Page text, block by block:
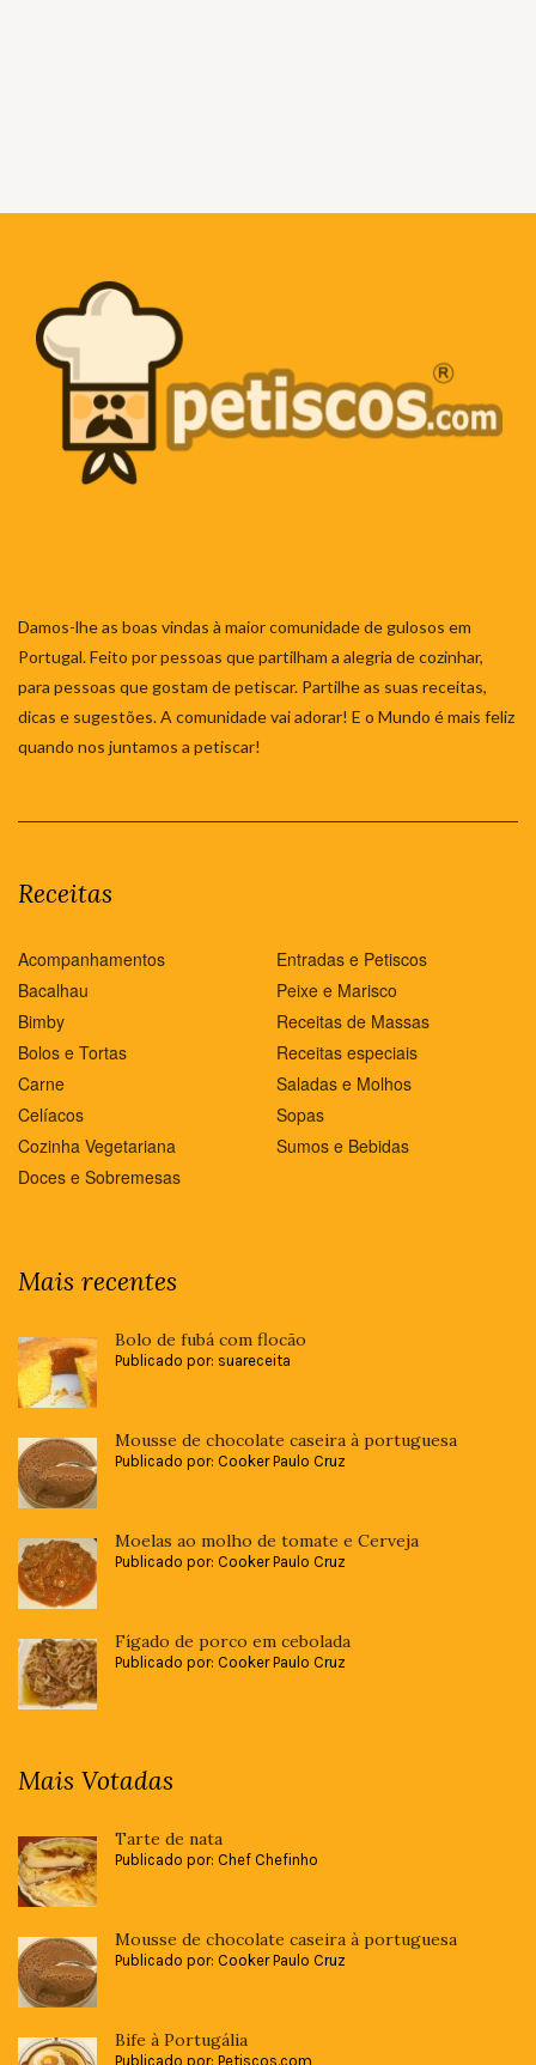
Damos-lhe as boas vindas à maior comunidade de gulosos em
Portugal. Feito por pessoas que partilham a alegria de cozinhar,
para pessoas que gostam de petiscar. Partilhe as suas receitas,
dicas e sugestões. A comunidade vai adorar! E o Mundo é mais feliz
quando nos juntamos a petiscar!
Receitas
Acompanhamentos
Bacalhau
Bimby
Bolos e Tortas
Carne
Celíacos
Cozinha Vegetariana
Doces e Sobremesas
Entradas e Petiscos
Peixe e Marisco
Receitas de Massas
Receitas especiais
Saladas e Molhos
Sopas
Sumos e Bebidas
Mais recentes
Bolo de fubá com flocão
Publicado por: suareceita
Mousse de chocolate caseira à portuguesa
Publicado por: Cooker Paulo Cruz
Moelas ao molho de tomate e Cerveja
Publicado por: Cooker Paulo Cruz
Fígado de porco em cebolada
Publicado por: Cooker Paulo Cruz
Mais Votadas
Tarte de nata
Publicado por: Chef Chefinho
Mousse de chocolate caseira à portuguesa
Publicado por: Cooker Paulo Cruz
Bife à Portugália
Publicado por: Petiscos.com